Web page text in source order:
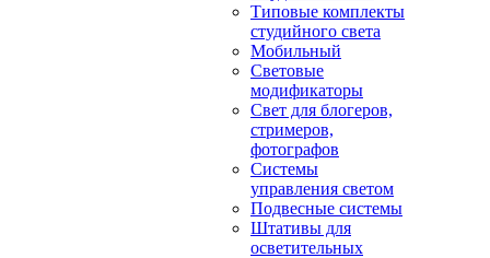
Типовые комплекты
студийного света
Мобильный
Световые
модификаторы
Свет для блогеров,
стримеров,
фотографов
Системы
управления светом
Подвесные системы
Штативы для
осветительных